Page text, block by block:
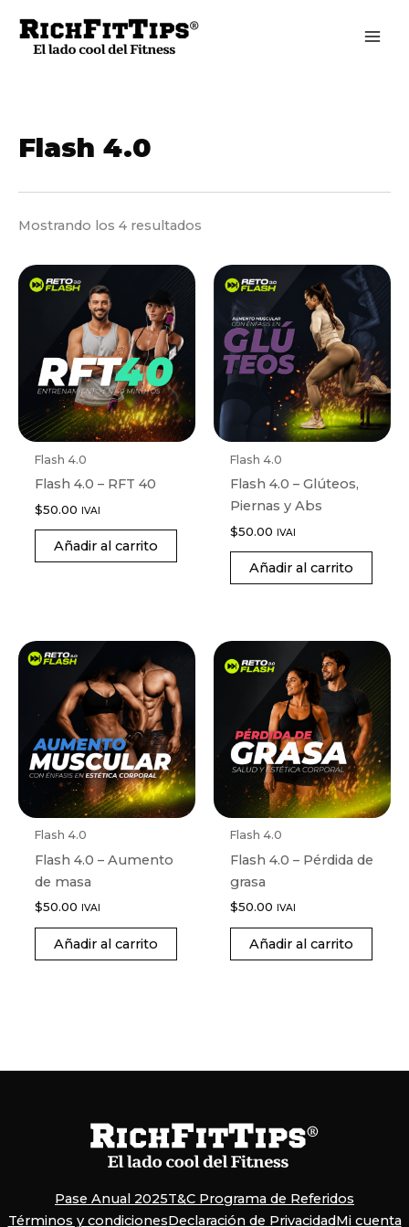
contenido
Flash 4.0
Mostrando los 4 resultados
últimos
Flash 4.0
Flash 4.0 – RFT 40
$50.00 IVAI
Añadir al carrito
Flash 4.0
Flash 4.0 – Glúteos,
Piernas y Abs
$50.00 IVAI
Añadir al carrito
Flash 4.0
Flash 4.0 – Aumento
de masa
$50.00 IVAI
Añadir al carrito
Flash 4.0
Flash 4.0 – Pérdida de
grasa
$50.00 IVAI
Añadir al carrito
Pase Anual 2025T&C Programa de Referidos
Términos y condicionesDeclaración de PrivacidadMi cuenta